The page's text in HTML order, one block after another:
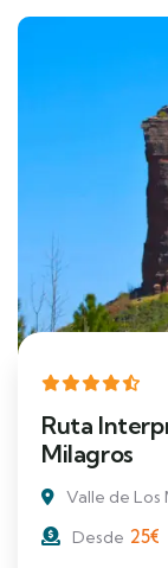
Ruta
Milagros
Valle de Los
Desde 25€